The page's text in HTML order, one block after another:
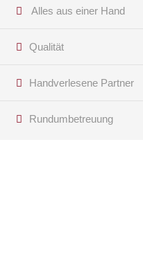
Alles aus einer Hand
Qualität
Handverlesene Partner
Rundumbetreuung